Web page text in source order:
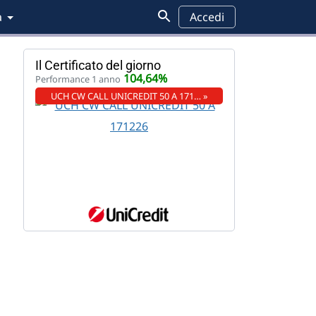
Accedi
Il Certificato del giorno
Performance 1 anno 104,64%
UCH CW CALL UNICREDIT 50 A 171… »